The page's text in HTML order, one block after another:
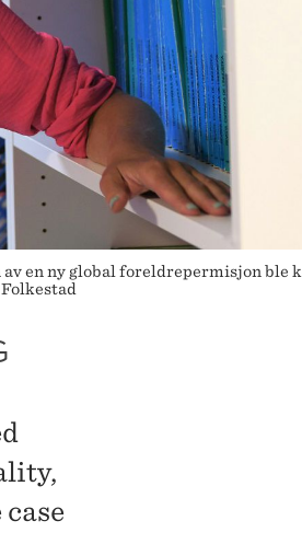
en ny global foreldrepermisjon ble